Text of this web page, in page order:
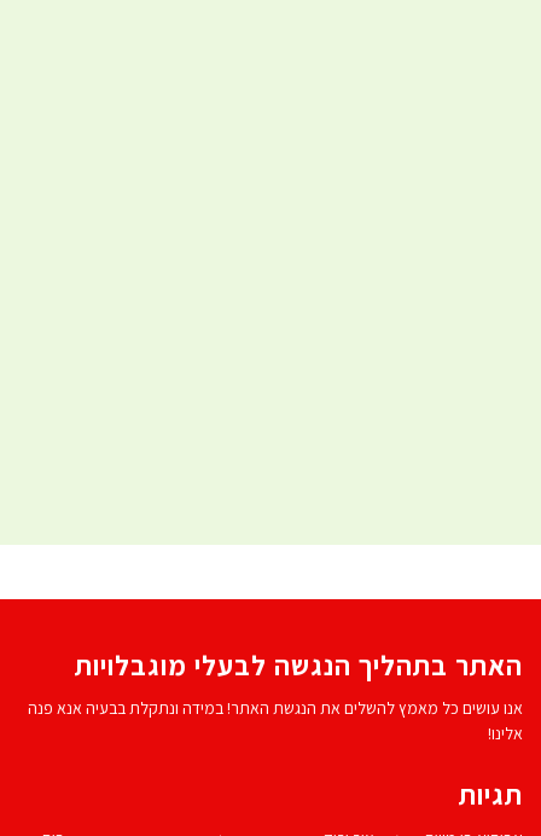
האתר בתהליך הנגשה לבעלי מוגבלויות
אנו עושים כל מאמץ להשלים את הנגשת האתר! במידה ונתקלת בבעיה אנא פנה
אלינו!
תגיות